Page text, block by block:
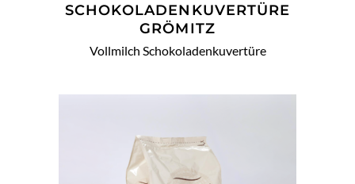
SCHOKOLADENKUVERTÜRE
GRÖMITZ
Vollmilch Schokoladenkuvertüre